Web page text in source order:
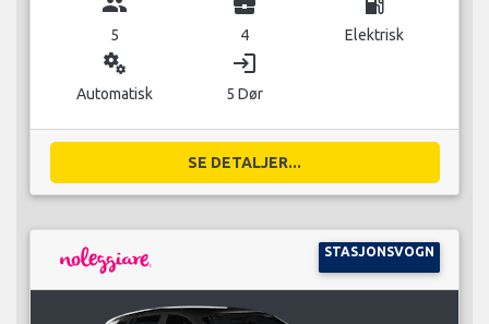
5 4 Elektrisk
miscellaneous_services
Automatisk
login
5 Dør
SE DETALJER...
STASJONSVOGN